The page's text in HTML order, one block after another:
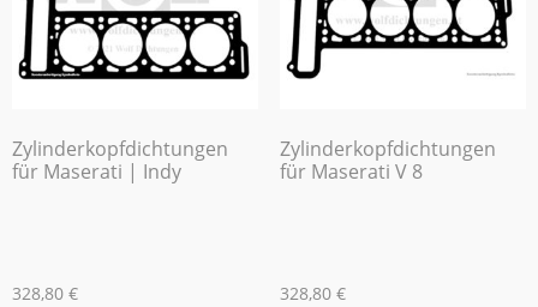
Zylinderkopfdichtungen
für Maserati | Indy
328,80 €
Zylinderkopfdichtungen
für Maserati V 8
328,80 €